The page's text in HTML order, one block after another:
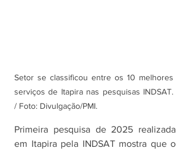
Setor se classificou entre os 10 melhores
serviços de Itapira nas pesquisas INDSAT.
/ Foto: Divulgação/PMI.
Primeira pesquisa de 2025 realizada
em Itapira pela INDSAT mostra que o